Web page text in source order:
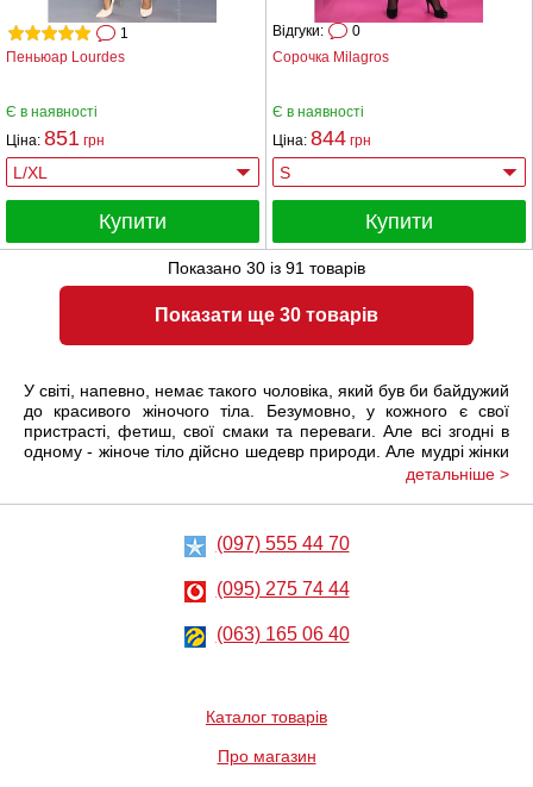
Пеньюар Lourdes
1
Є в наявності
Ціна: 851 грн
Купити
Сорочка Milagros
Відгуки: 0
Є в наявності
Ціна: 844 грн
Купити
Показано 30 із 91 товарів
Показати ще 30 товарів
У світі, напевно, немає такого чоловіка, який був би байдужий
до красивого жіночого тіла. Безумовно, у кожного є свої
пристрасті, фетиш, свої смаки та переваги. Але всі згодні в
одному - жіноче тіло дійсно шедевр природи. Але мудрі жінки
добре знають, що злегка прикрите тіло завжди буде більш
А в цій грі вам дуже допоможе сексуальний пеньюар!
Сексуальні пеньюари - це класика жанру, яка з роками стає
магазинах можна було зустріти три види мереживних
немає меж колірній гамі, матеріалам та декору. Багато жінок
мають в своєму еротичному гардеробі далеко не один
оновлювати свою колекцію дуже часто!
Якщо ви хочете купити оригінальний, модний, дійсно
детальніше >
(097) 555 44 70
(095) 275 74 44
(063) 165 06 40
Каталог товарів
Про магазин